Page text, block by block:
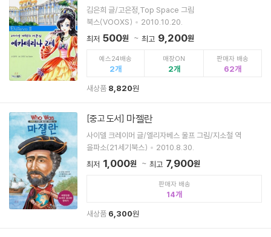
김은희 글/고은정,Top Space 그림
북스(VOOXS)
2010.10.20.
최저 500원 최고 9,200원
예스24배송
2
매장ON
2
판매자 배송
62
새상품 8,820원
[중고 도서] 마젤란
사이델 크레이머 글/엘리자베스 울프 그림/지소철 역
을파소(21세기북스)
2010.8.30.
최저 1,000원 최고 7,900원
판매자 배송
14
새상품 6,300원